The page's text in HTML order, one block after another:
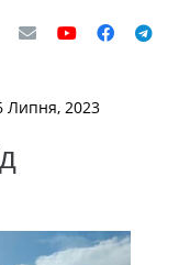
Липня, 2023